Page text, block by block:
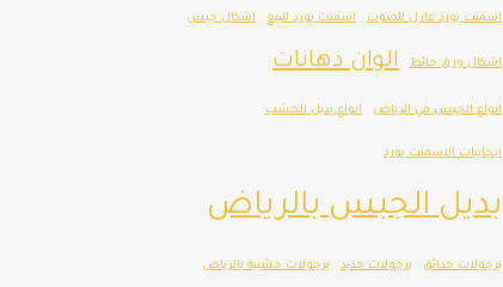
اسمنت بورد عازل للصوت اسمنت بورد للبيع اشكال جبس
اشكال ورق حائط الوان دهانات
انواع الجبس في الرياض انواع بديل الخشب
ايجابيات الاسمنت بورد
بديل الجبس بالرياض
برجولات حدائق برجولات حديد برجولات خشبية بالرياض